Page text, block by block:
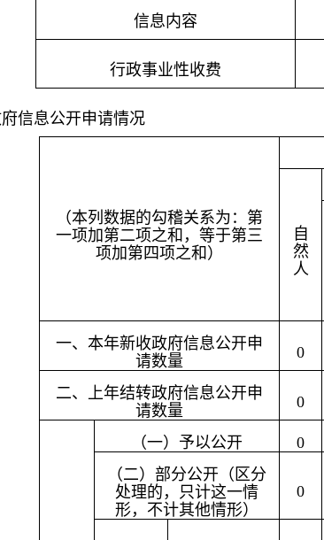
信息内容
行政事业性收费
信息公开申请情况
（本列数据的勾稽关系为：第
一项加第二项之和，等于第三
项加第四项之和）
自
然
人
一、本年新收政府信息公开申
请数量
0
二、上年结转政府信息公开申
请数量
0
（一）予以公开 0
（二）部分公开（区分
处理的，只计这一情
形，不计其他情形）
0